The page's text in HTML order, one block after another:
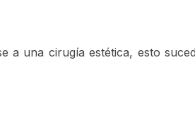
a una cirugía estética, esto